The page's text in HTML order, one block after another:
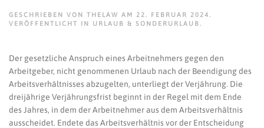
GESCHRIEBEN VON THELAW AM 22. FEBRUAR 2024 .
VERÖFFENTLICHT IN URLAUB & SONDERURLAUB .
Der gesetzliche Anspruch eines Arbeitnehmers gegen den
Arbeitgeber, nicht genommenen Urlaub nach der Beendigung des
Arbeitsverhältnisses abzugelten, unterliegt der Verjährung. Die
dreijährige Verjährungsfrist beginnt in der Regel mit dem Ende
des Jahres, in dem der Arbeitnehmer aus dem Arbeitsverhältnis
ausscheidet. Endete das Arbeitsverhältnis vor der Entscheidung